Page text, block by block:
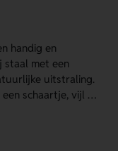
handig en
staal met een
uitstraling.
schaartje, vijl en
lederen